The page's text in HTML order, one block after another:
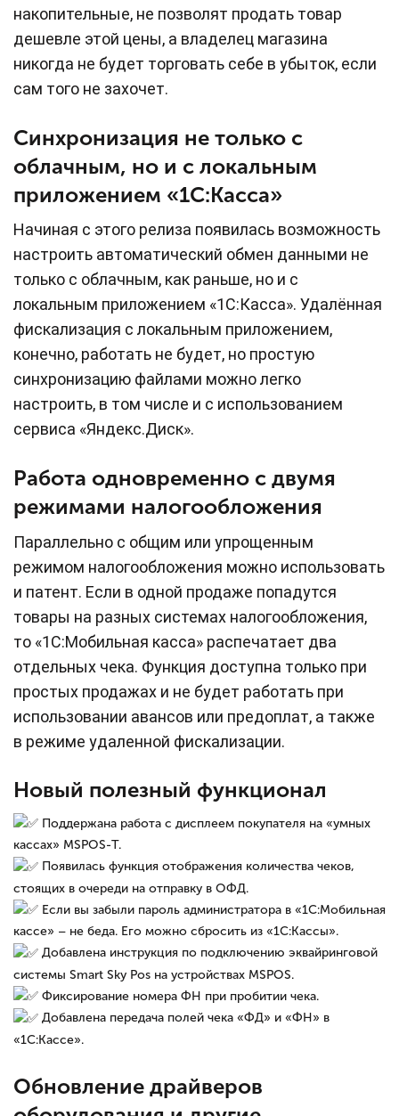
накопительные, не позволят продать товар
дешевле этой цены, а владелец магазина
никогда не будет торговать себе в убыток, если
сам того не захочет.
Синхронизация не только с
облачным, но и с локальным
приложением «1С:Касса»
Начиная с этого релиза появилась возможность
настроить автоматический обмен данными не
только с облачным, как раньше, но и с
локальным приложением «1С:Касса». Удалённая
фискализация с локальным приложением,
конечно, работать не будет, но простую
синхронизацию файлами можно легко
настроить, в том числе и с использованием
сервиса «Яндекс.Диск».
Работа одновременно с двумя
режимами налогообложения
Параллельно с общим или упрощенным
режимом налогообложения можно использовать
и патент. Если в одной продаже попадутся
товары на разных системах налогообложения,
то «1С:Мобильная касса» распечатает два
отдельных чека. Функция доступна только при
простых продажах и не будет работать при
использовании авансов или предоплат, а также
в режиме удаленной фискализации.
Новый полезный функционал
Поддержана работа с дисплеем покупателя на «умных
кассах» MSPOS-Т.
Появилась функция отображения количества чеков,
стоящих в очереди на отправку в ОФД.
Если вы забыли пароль администратора в «1С:Мобильная
кассе» – не беда. Его можно сбросить из «1С:Кассы».
Добавлена инструкция по подключению эквайринговой
системы Smart Sky Pos на устройствах MSPOS.
Фиксирование номера ФН при пробитии чека.
Добавлена передача полей чека «ФД» и «ФН» в
«1С:Кассе».
Обновление драйверов